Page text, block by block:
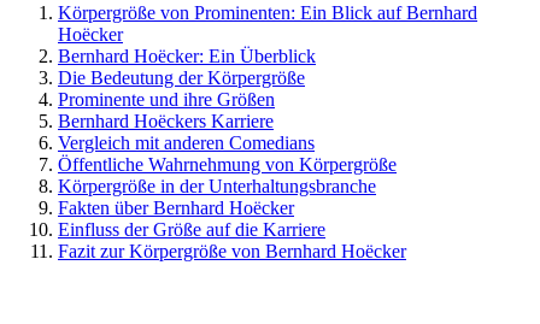
Körpergröße von Prominenten: Ein Blick auf Bernhard
Hoëcker
Bernhard Hoëcker: Ein Überblick
Die Bedeutung der Körpergröße
Prominente und ihre Größen
Bernhard Hoëckers Karriere
Vergleich mit anderen Comedians
Öffentliche Wahrnehmung von Körpergröße
Körpergröße in der Unterhaltungsbranche
Fakten über Bernhard Hoëcker
Einfluss der Größe auf die Karriere
Fazit zur Körpergröße von Bernhard Hoëcker